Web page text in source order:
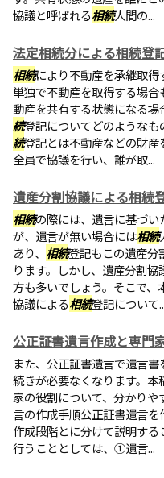
協議と呼ばれる相続人間の...
法定相続分による相続登
相続により不動産を承継取得
単独で不動産を取得する場合
動産を共有する状態になる
続登記についてどのような
続登記とは不動産などの財産
全員で協議を行い、誰が取...
遺産分割協議による相続
相続の際には、遺言に基づい
が、遺言が無い場合には相続
あり、 相続登記もこの遺産分
ります。しかし、遺産分割
方も多いでしょう。そこで
協議による相続登記について
公正証書遺言作成と専門
また、公正証書遺言で遺言書
続きが必要なくなります。
家の役割について、分かり
言の作成手順公正証書遺言
作成段階とに分けて説明す
行うこととしては、①遺言...